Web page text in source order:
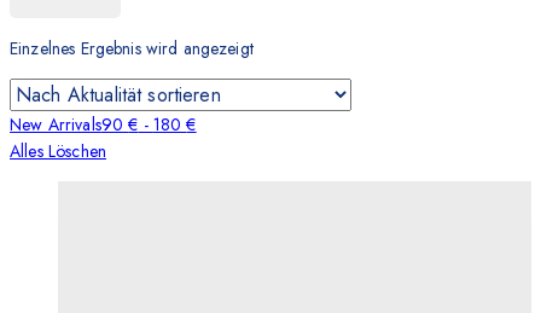
Einzelnes Ergebnis wird angezeigt
New Arrivals90€ - 180€
Alles Löschen